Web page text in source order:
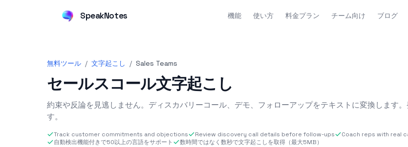
SpeakNotes 機能 使い方 料金プラン チーム向け ブログ
無料ツール / 文字起こし / Sales Teams
セールスコール文字起こし
約束や反論を見逃しません。ディスカバリーコール、デモ、フォローアップをテキストに変換します
す。
Track customer commitments and objections Review discovery call details before follow-ups Coach reps with real
自動検出機能付きで50以上の言語をサポート
数時間ではなく数秒で文字起こしを取得（最大5MB）